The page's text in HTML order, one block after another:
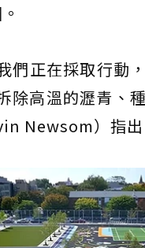
們正在採取行動
高溫的瀝青、
Newsom）指出